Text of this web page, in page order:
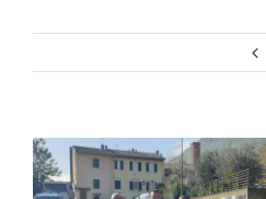
Ingrandisci
immagine